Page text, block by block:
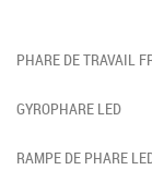
PHARE DE TRAVAIL
GYROPHARE LED
RAMPE DE PHARE